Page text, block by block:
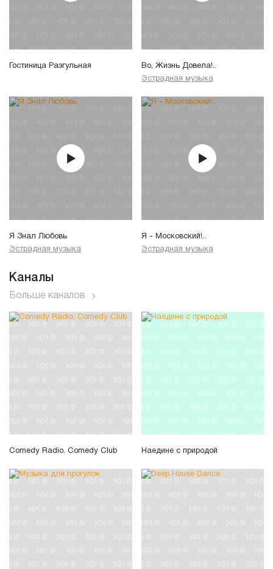
Гостиница Разгульная
Во, Жизнь Довела!..
Эстрадная музыка
Я Знал Любовь
Эстрадная музыка
Я - Московский!..
Эстрадная музыка
Каналы
Больше каналов
Comedy Radio. Comedy Club Наедине с природой